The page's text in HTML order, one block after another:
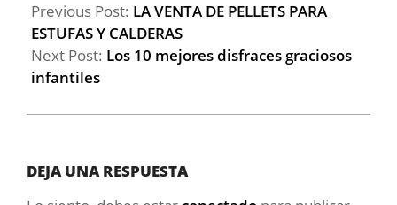
Previous Post: LA VENTA DE PELLETS PARA
ESTUFAS Y CALDERAS
Next Post: Los 10 mejores disfraces graciosos
infantiles
DEJA UNA RESPUESTA